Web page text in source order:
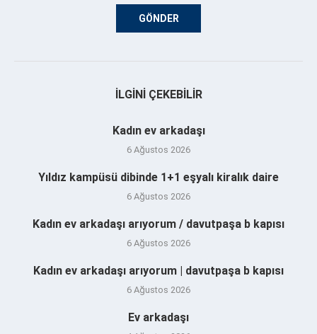
İLGINI ÇEKEBILIR
Kadın ev arkadaşı
6 Ağustos 2026
Yıldız kampüsü dibinde 1+1 eşyalı kiralık daire
6 Ağustos 2026
Kadın ev arkadaşı arıyorum / davutpaşa b kapısı
6 Ağustos 2026
Kadın ev arkadaşı arıyorum | davutpaşa b kapısı
6 Ağustos 2026
Ev arkadaşı